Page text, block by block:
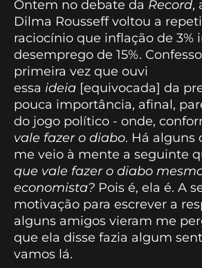
Ontem no debate da Record,
Dilma Rousseff voltou a
raciocínio que inflação de 3%
desemprego de 15%.
primeira vez que ouvi
essa ideia [equivocada] da
pouca importância, afinal,
do jogo político - onde,
vale fazer o diabo. Há alguns
me veio à mente a seguinte
que vale fazer o diabo
economista? Pois é, ela é. A
motivação para escrever a
alguns amigos vieram me
que ela disse fazia algum
vamos lá.